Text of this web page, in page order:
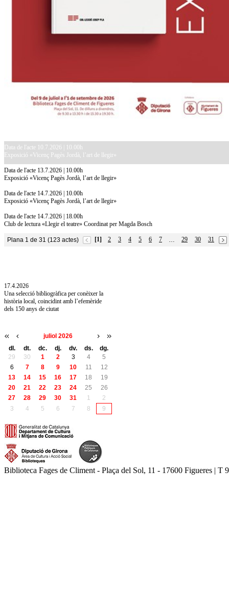
Data de l'acte 10.7.2026 | 10.00h
Exposició «Vicenç Pagès Jordà, l’art de llegir»
Data de l'acte 13.7.2026 | 10.00h
Exposició «Vicenç Pagès Jordà, l’art de llegir»
Data de l'acte 14.7.2026 | 10.00h
Exposició «Vicenç Pagès Jordà, l’art de llegir»
Data de l'acte 14.7.2026 | 18.00h
Club de lectura «Llegir el teatre» Coordinat per Magda Bosch
Plana 1 de 31 (123 actes) [1] 2 3 4 5 6 7 … 29 30
31
17.4.2026
Una selecció bibliogràfica per conèixer la
història local, coincidint amb l’efemèride
dels 150 anys de ciutat
juliol 2026
dl.
dt. dc. dj. dv. ds.
dg.
29
30 1 2 3 4
5
6
7 8 9 10 11
12
13
14 15 16 17 18
19
20
21 22 23 24 25
26
27
28 29 30 31 1
2
3
4 5 6 7 8 9
Biblioteca Fages de Climent - Plaça del Sol, 11 - 17600 Figueres |